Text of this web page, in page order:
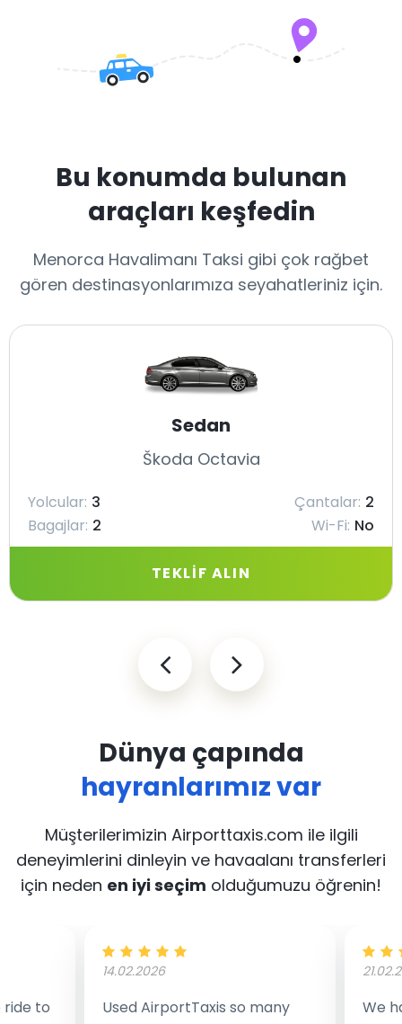
Bu konumda bulunan
araçları keşfedin
Menorca Havalimanı Taksi gibi çok rağbet
gören destinasyonlarımıza seyahatleriniz için.
Sedan
Škoda Octavia
Yolcular: 3 Çantalar: 2
Bagajlar: 2 Wi-Fi: No
TEKLIF ALIN
Dünya çapında
hayranlarımız var
Müşterilerimizin Airporttaxis.com ile ilgili
deneyimlerini dinleyin ve havaalanı transferleri
için neden en iyi seçim olduğumuzu öğrenin!
to
14.02.2026
Used AirportTaxis so many
We